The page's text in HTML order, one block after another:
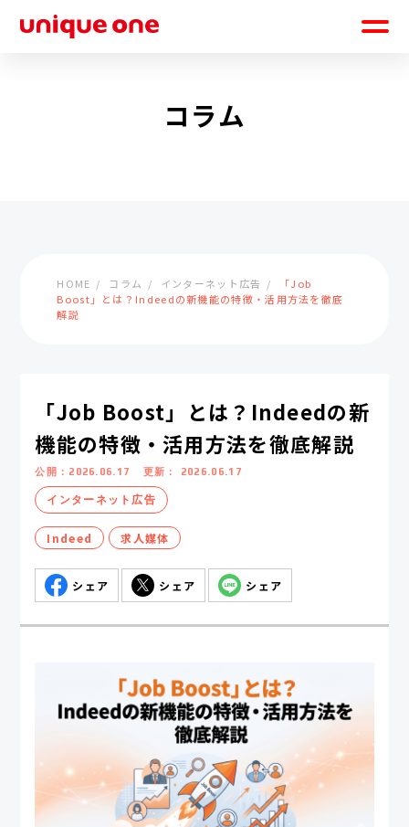
コラム
HOME コラム インターネット広告
「Job
Boost」とは？Indeedの新機能の特徴・活用方法を徹底
解説
「Job Boost」とは？Indeedの新
機能の特徴・活用方法を徹底解説
公開： 2026.06.17 更新： 2026.06.17
インターネット広告
Indeed 求人媒体
シェア シェア シェア